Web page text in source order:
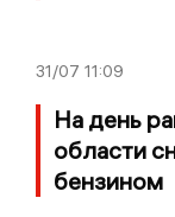
31/07 11:09
На день
области
бензином